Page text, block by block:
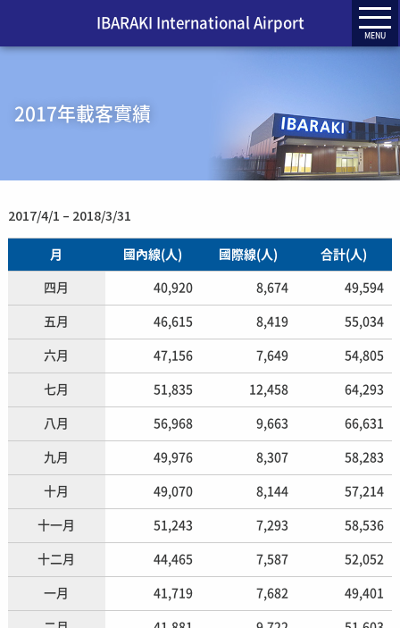
IBARAKI International Airport
MENU
2017年載客實績
2017/4/1 – 2018/3/31
月 國內線(人) 國際線(人) 合計(人)
四月 40,920 8,674 49,594
五月 46,615 8,419 55,034
六月 47,156 7,649 54,805
七月 51,835 12,458 64,293
八月 56,968 9,663 66,631
九月 49,976 8,307 58,283
十月 49,070 8,144 57,214
十一月 51,243 7,293 58,536
十二月 44,465 7,587 52,052
一月 41,719 7,682 49,401